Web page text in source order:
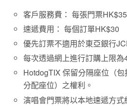
客戶服務費： 每張門票HK$35
速遞費用： 每個訂單HK$30
優先訂票不適用於東亞銀行
每次透過網上進行訂購上限為
HotdogTIX 保留分隔座位（
分配座位）之權利。
演唱會門票將以本地速遞方